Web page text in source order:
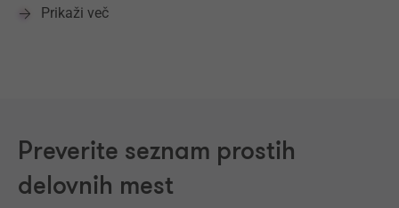
Prikaži več
Preverite seznam prostih
delovnih mest